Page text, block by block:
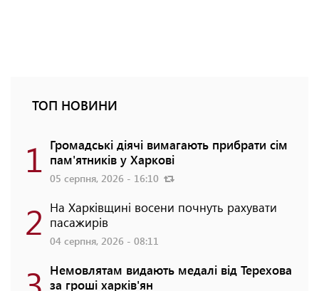
ТОП НОВИНИ
1 Громадські діячі вимагають прибрати сім
пам'ятників у Харкові
05 серпня, 2026 - 16:10
2 На Харківщині восени почнуть рахувати
пасажирів
04 серпня, 2026 - 08:11
Немовлятам видають медалі від Терехова
за гроші харків'ян